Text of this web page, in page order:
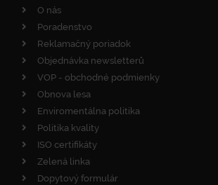
O nás
Poradenstvo
Reklamačný poriadok
Objednávka newsletterů
VOP - obchodné podmienky
Obnova lesa
Enviromentálna politika
Politika kvality
ISO certifikáty
Zelená linka
Dopytový formulár